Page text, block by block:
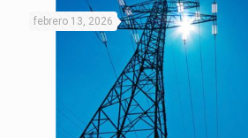
febrero 13, 2026